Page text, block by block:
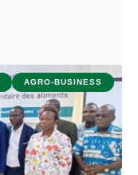
AGRO-BUSINESS